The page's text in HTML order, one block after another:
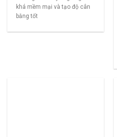
khá mềm mại và tạo độ cân
bằng tốt